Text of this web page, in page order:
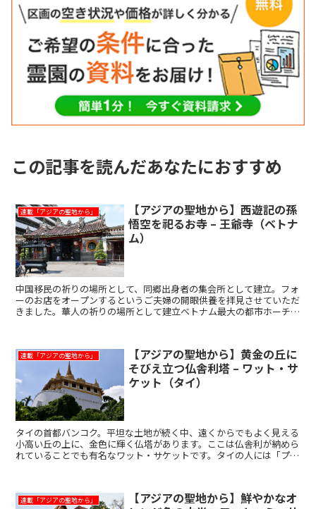
この記事を読んだあなたにおすすめ
連載「アジアの聖地から」
【アジアの聖地から】西遊記の孫
悟空を祀るお寺 – 王爺寺（ベトナ
ム）
中国移民の祈りの場所として、同郷出身者の集会所として建立。フォ
ーのお店をオープンするというご夫婦の開眼供養を拝見させていただ
きました。華人の祈りの場所として建立ベトナム最大の都市ホーチミ
連載「アジアの聖地から」
【アジアの聖地から】黄金の丘に
そびえ立つ仏舎利塔 – ワット・サ
ケット（タイ）
タイの首都バンコク。平坦な土地が続く中、遠くからでもよく見える
小高い丘の上に、金色に輝く仏塔があります。ここは仏舎利が納めら
れていることでも有名なワット・サケットです。タイの人には「プ
連載「アジアの聖地から」
【アジアの聖地から】鮮やかなオ